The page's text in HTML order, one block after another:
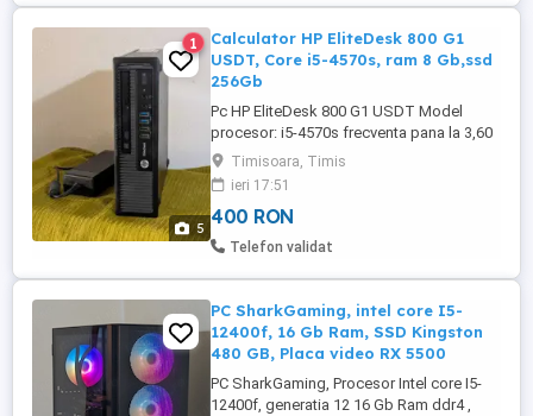
5
1
Calculator HP EliteDesk 800 G1
USDT, Core i5-4570s, ram 8 Gb,ssd
256Gb
Pc HP EliteDesk 800 G1 USDT Model
procesor: i5-4570s frecventa pana la 3,60
Ghz Numar nuclee:4 Generatie
Procesor:Generatia a 4-a SSD nou de 256
GB Memorie ram 8 GB DDR3 la cerere
contracost pot face upgrade la 16 GB
Porturi Conexiuni Audio: 2x Jack Retea
specificatii ...
Timisoara, Timis
ieri 17:51
400 RON
Telefon validat
PC SharkGaming, intel core I5-
12400f, 16 Gb Ram, SSD Kingston
480 GB, Placa video RX 5500
PC SharkGaming, Procesor Intel core I5-
12400f, generatia 12 16 Gb Ram ddr4 ,